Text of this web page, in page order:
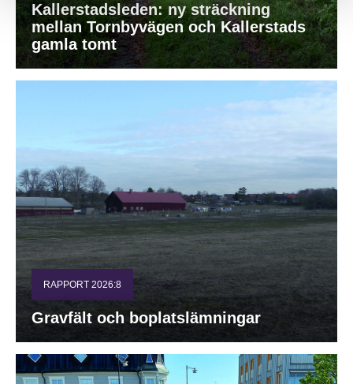
Kallerstadsleden: ny sträckning
mellan Tornbyvägen och Kallerstads
gamla tomt
RAPPORT 2026:8
Gravfält och boplatslämningar